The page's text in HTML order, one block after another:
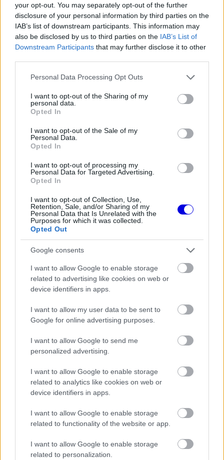
your opt-out. You may separately opt-out of the further
disclosure of your personal information by third parties on the
IAB’s list of downstream participants. This information may
also be disclosed by us to third parties on the IAB’s List of
Downstream Participants that may further disclose it to other
Please note that this website/app uses one or more Google
not limited to your visit or usage behaviour. You may click to
grant or deny consent to Google and its third-party tags to
use your data for below specified purposes in below Google
consent section.
Personal Data Processing Opt Outs
I want to opt-out of the Sharing of my
personal data.
Opted In
I want to opt-out of the Sale of my
Personal Data.
Opted In
I want to opt-out of processing my
Personal Data for Targeted Advertising.
Opted In
I want to opt-out of Collection, Use,
Retention, Sale, and/or Sharing of my
Personal Data that Is Unrelated with the
Purposes for which it was collected.
Opted Out
Google consents
I want to allow Google to enable storage
related to advertising like cookies on web or
device identifiers in apps.
I want to allow my user data to be sent to
Google for online advertising purposes.
I want to allow Google to send me
personalized advertising.
I want to allow Google to enable storage
related to analytics like cookies on web or
device identifiers in apps.
I want to allow Google to enable storage
related to functionality of the website or app.
I want to allow Google to enable storage
related to personalization.
tűnt a családja számára.
Video
loading.
This
modal
window.
The media could not be loaded, either because
„Gokartoztam, jöttek a jó eredmények, őszintén
szólva a Forma–1 akkoriban mégis teljesen
elérhetetlennek tűnt számomra és a családom
számára is. Imádtunk versenyezni, a szerelésben
pedig szívesen segítettünk a többi gyereknek.
Mindig úgy gondoltuk, hogy a jövőm valamilyen
formában az autósporttal lesz kapcsolatos, de
inkább regionális szinten, talán szerelőként,
semmiképpen sem profi pilótaként” – magyarázta.
EZEKET IS AJÁNLJUK
Jelentős összeget kér Alonso az
Aston Martintól a folytatásért
FORMA-1
A B-konstrukció csak a kezdet
indít az Aston Martin